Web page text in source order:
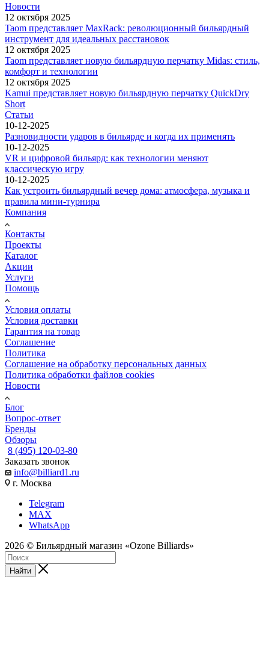
Новости
12 октября 2025
Taom представляет MaxRack: революционный бильярдный
инструмент для идеальных расстановок
12 октября 2025
Taom представляет новую бильярдную перчатку Midas: стиль,
комфорт и технологии
12 октября 2025
Kamui представляет новую бильярдную перчатку QuickDry
Short
Статьи
10-12-2025
Разновидности ударов в бильярде и когда их применять
10-12-2025
VR и цифровой бильярд: как технологии меняют
классическую игру
10-12-2025
Как устроить бильярдный вечер дома: атмосфера, музыка и
правила мини-турнира
Компания
Контакты
Проекты
Каталог
Акции
Услуги
Помощь
Условия оплаты
Условия доставки
Гарантия на товар
Соглашение
Политика
Соглашение на обработку персональных данных
Политика обработки файлов cookies
Новости
Блог
Вопрос-ответ
Бренды
Обзоры
8 (495) 120-03-80
Заказать звонок
info@billiard1.ru
г. Москва
Telegram
MAX
WhatsApp
2026 © Бильярдный магазин «Ozone Billiards»
Найти